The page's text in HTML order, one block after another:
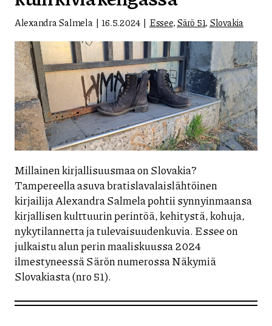
Alexandra Salmela 16.5.2024 Essee,Särö 51, Slovakia
Millainen kirjallisuusmaa on Slovakia?
Tampereella asuva bratislavalaislähtöinen
kirjailija Alexandra Salmela pohtii synnyinmaansa
kirjallisen kulttuurin perintöä, kehitystä, kohuja,
nykytilannetta ja tulevaisuudenkuvia. Essee on
julkaistu alun perin maaliskuussa 2024
ilmestyneessä Särön numerossa Näkymiä
Slovakiasta (nro 51).